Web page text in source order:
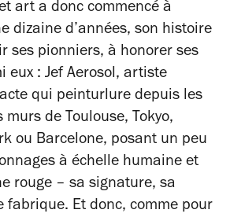
art a donc commencé à
dizaine d’années, son histoire
ses pionniers, à honorer ses
eux : Jef Aerosol, artiste
qui peinturlure depuis les
de Toulouse, Tokyo,
ou Barcelone, posant un peu
à échelle humaine et
rouge – sa signature, sa
fabrique. Et donc, comme pour